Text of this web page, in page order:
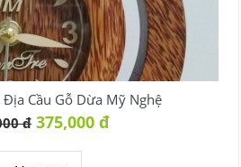
Cầu Gỗ Dừa Mỹ Nghệ
đ 375,000 đ